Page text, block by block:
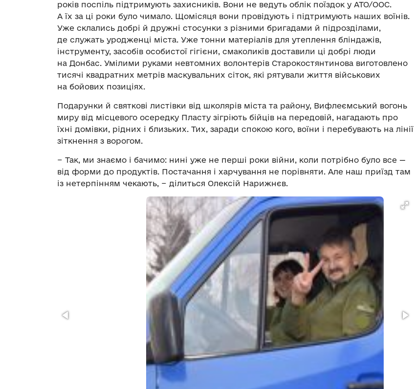
років поспіль підтримують захисників. Вони не ведуть облік поїздок у АТО/ООС.
А їх за ці роки було чимало. Щомісяця вони провідують і підтримують наших воїнів.
Уже склались добрі й дружні стосунки з різними бригадами й підрозділами,
де служать уродженці міста. Уже тонни матеріалів для утеплення бліндажів,
інструменту, засобів особистої гігієни, смаколиків доставили ці добрі люди
на Донбас. Умілими руками невтомних волонтерів Старокостянтинова виготовлено
тисячі квадратних метрів маскувальних сіток, які рятували життя військових
на бойових позиціях.
Подарунки й святкові листівки від школярів міста та району, Вифлеємський вогонь
миру від місцевого осередку Пласту зігріють бійців на передовій, нагадають про
їхні домівки, рідних і близьких. Тих, заради спокою кого, воїни і перебувають на лінії
зіткнення з ворогом.
− Так, ми знаємо і бачимо: нині уже не перші роки війни, коли потрібно було все —
від форми до продуктів. Постачання і харчування не порівняти. Але наш приїзд там
із нетерпінням чекають, − ділиться Олексій Нарижнєв.